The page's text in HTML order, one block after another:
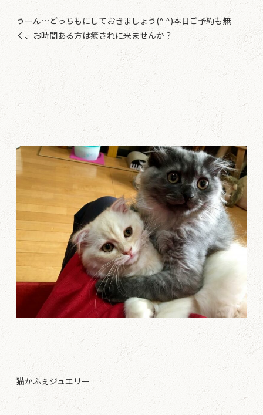
うーん…どっちもにしておきましょう(^ ^)本日ご予約も無
く、お時間ある方は癒されに来ませんか？
猫かふぇジュエリー